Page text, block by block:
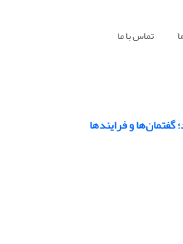
تماس با ما
و فرایندها